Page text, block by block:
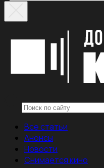
Все статьи
Анонсы
Новости
Снимается кино